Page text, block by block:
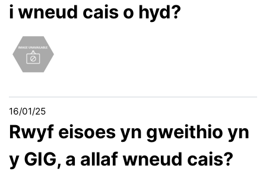
i wneud cais o hyd?
16/01/25
Rwyf eisoes yn gweithio yn
y GIG, a allaf wneud cais?